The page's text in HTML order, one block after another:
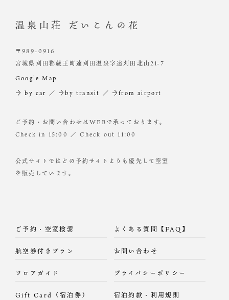
温泉山荘 だいこんの花
〒989-0916
宮城県刈田郡蔵王町遠刈田温泉字遠刈田北山21-7
Google Map
→ by car ／ →by transit ／ →from airport
ご予約・お問い合わせはWEBで承っております。
Check in 15:00 ／ Check out 11:00
公式サイトではどの予約サイトよりも優先して空室
を販売しています。
ご予約・空室検索
航空券付きプラン
フロアガイド
Gift Card（宿泊券）
よくある質問【FAQ】
お問い合わせ
プライバシーポリシー
宿泊約款・利用規則